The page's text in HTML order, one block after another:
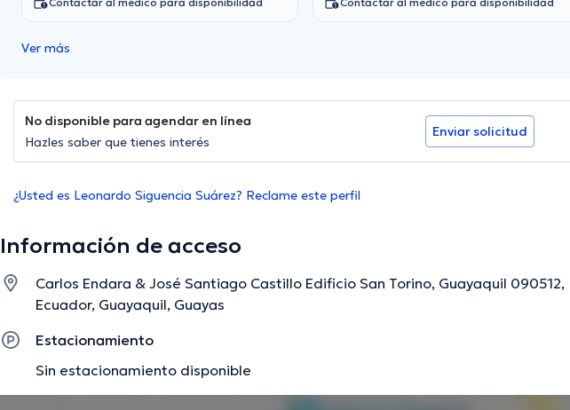
Ver más
No disponible para agendar en línea
Hazles saber que tienes interés
Enviar solicitud
¿Usted es Leonardo Siguencia Suárez? Reclame este perfil
Información de acceso
Carlos Endara & José Santiago Castillo Edificio San Torino, Guayaquil 090512,
Ecuador, Guayaquil, Guayas
Estacionamiento
Sin estacionamiento disponible